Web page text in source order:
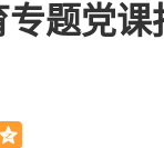
题党课